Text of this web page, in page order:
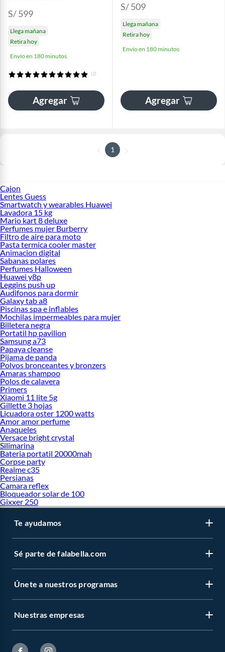
S/ 599
Llega mañana
Retira hoy
Envío en 180 minutos
(2)
Agregar
S/ 509
Llega mañana
Retira hoy
Envío en 180 minutos
Agregar
1
Cajon
Lentes Guess
Smartwatch y wearables Huawei
Lavadora 15 kg
Mario kart 8 deluxe
Perfumes mujer Burberry
Filtro de aire para moto
Pasta termica cooler master
Animacion digital
Sabanas polares
Perfumes Halloween
Huawei y8p
Leggins push up
Audifonos para dormir
Galaxy tab a8
Piscinas spa e inflables
Mochilas impermeables para mujer
Billetera negra
Portatil hp pavilion
Samsung a73
Papaya cleanse
Pijama de panda
Polvos bronceantes y bronzers
Amaras shampoo
Polos de calavera
Primers
Xiaomi 11 lite 5g
Gillette 3 hojas
Licuadora oster 1200 watts
Amor amor perfume
Anaqueles
Versace bright crystal
Silimarina
Bateria portatil 20000mah
Corpse party
Realme c35
Persianas
Camara reflex
Bloqueador solar de 100
Gixxer 250
Te ayudamos
Sé parte de falabella.com
Únete a nuestros programas
Nuestras empresas